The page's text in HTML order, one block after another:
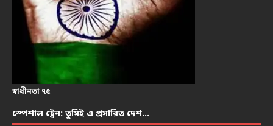
স্বাধীনতা ৭৫
স্পেশাল ট্রেন: তুমিই এ প্রসারিত দেশ…